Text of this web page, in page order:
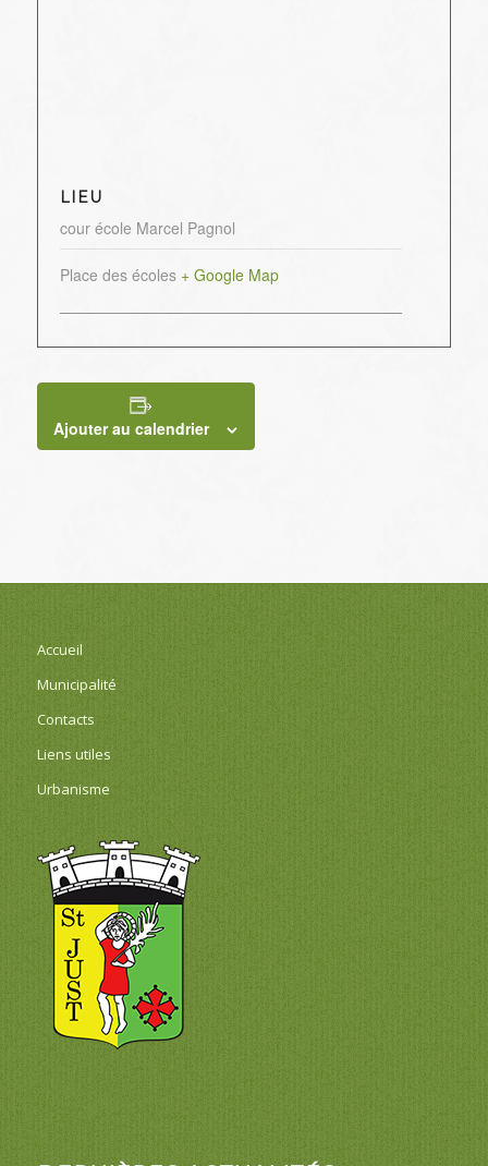
LIEU
cour école Marcel Pagnol
Place des écoles + Google Map
Ajouter au calendrier
Accueil
Municipalité
Contacts
Liens utiles
Urbanisme